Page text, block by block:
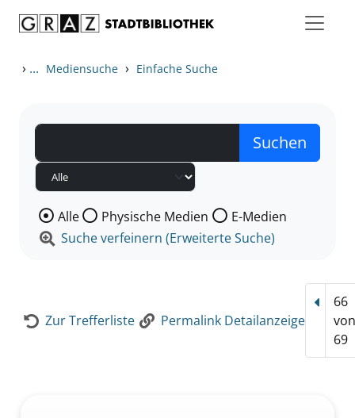
› ... Mediensuche › Einfache Suche
Wählen Sie die Medienart nach der Sie suchen wollen.
Alle Physische Medien
E-Medien
Suche verfeinern (Erweiterte Suche)
Zur Trefferliste Permalink Detailanzeige
66
von
69